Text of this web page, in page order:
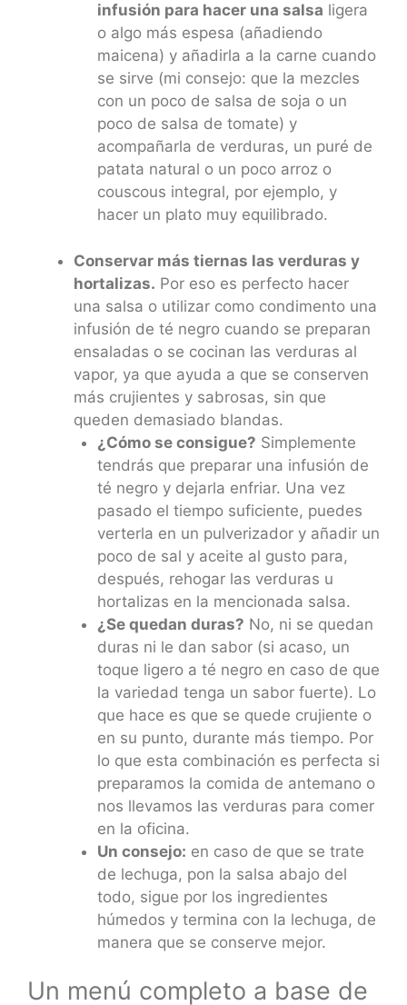
infusión para hacer una salsa ligera
o algo más espesa (añadiendo
maicena) y añadirla a la carne cuando
se sirve (mi consejo: que la mezcles
con un poco de salsa de soja o un
poco de salsa de tomate) y
acompañarla de verduras, un puré de
patata natural o un poco arroz o
couscous integral, por ejemplo, y
hacer un plato muy equilibrado.
Conservar más tiernas las verduras y
hortalizas. Por eso es perfecto hacer
una salsa o utilizar como condimento una
infusión de té negro cuando se preparan
ensaladas o se cocinan las verduras al
vapor, ya que ayuda a que se conserven
más crujientes y sabrosas, sin que
queden demasiado blandas.
¿Cómo se consigue? Simplemente
tendrás que preparar una infusión de
té negro y dejarla enfriar. Una vez
pasado el tiempo suficiente, puedes
verterla en un pulverizador y añadir un
poco de sal y aceite al gusto para,
después, rehogar las verduras u
hortalizas en la mencionada salsa.
¿Se quedan duras? No, ni se quedan
duras ni le dan sabor (si acaso, un
toque ligero a té negro en caso de que
la variedad tenga un sabor fuerte). Lo
que hace es que se quede crujiente o
en su punto, durante más tiempo. Por
lo que esta combinación es perfecta si
preparamos la comida de antemano o
nos llevamos las verduras para comer
en la oficina.
Un consejo: en caso de que se trate
de lechuga, pon la salsa abajo del
todo, sigue por los ingredientes
húmedos y termina con la lechuga, de
manera que se conserve mejor.
Un menú completo a base de